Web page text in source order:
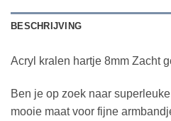
BESCHRIJVING
Acryl kralen hartje 8mm Zacht
Ben je op zoek naar
mooie maat voor fijne